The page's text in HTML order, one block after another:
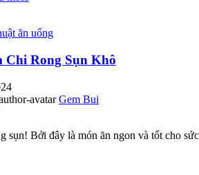
ăn uống
Chi Rong Sụn Khô
Gem Bui
sụn! Bởi đây là món ăn ngon và tốt cho